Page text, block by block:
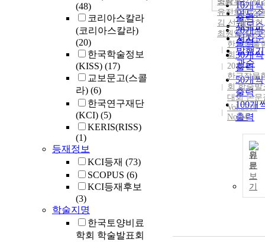
(48)
코리아스칼라
(코리아스칼라)
(20)
한국학술정보
(KISS) (17)
교보문고(스콜
라) (6)
한국연구재단
(KCI) (5)
KERIS(RISS)
(1)
등재정보
KCI등재 (73)
SCOPUS (6)
KCI등재후보
(3)
학술지명
한국토양비료
학회 학술발표회
연도순
제목순
저자순
발행기
관순
10개씩
출력
20개씩
출력
30개씩
출력
50개씩
출력
100개
출력
유진희,이상
김 선,백남현,
최원영,김시
한국작물
회
2010
한국작물
회 학술발
대회 논문
Vol.2010
No.04
원
문
보
기